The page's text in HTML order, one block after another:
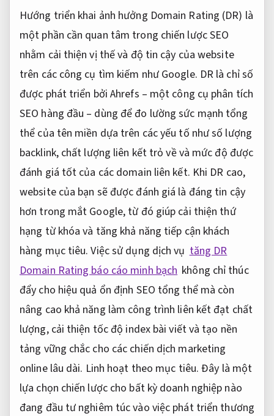
Hướng triển khai ảnh hưởng Domain Rating (DR) là
một phần cần quan tâm trong chiến lược SEO
nhằm cải thiện vị thế và độ tin cậy của website
trên các công cụ tìm kiếm như Google. DR là chỉ số
được phát triển bởi Ahrefs – một công cụ phân tích
SEO hàng đầu – dùng để đo lường sức mạnh tổng
thể của tên miền dựa trên các yếu tố như số lượng
backlink, chất lượng liên kết trỏ về và mức độ được
đánh giá tốt của các domain liên kết. Khi DR cao,
website của bạn sẽ được đánh giá là đáng tin cậy
hơn trong mắt Google, từ đó giúp cải thiện thứ
hạng từ khóa và tăng khả năng tiếp cận khách
hàng mục tiêu. Việc sử dụng dịch vụ tăng DR
Domain Rating báo cáo minh bạch không chỉ thúc
đẩy cho hiệu quả ổn định SEO tổng thể mà còn
nâng cao khả năng làm công trình liên kết đạt chất
lượng, cải thiện tốc độ index bài viết và tạo nền
tảng vững chắc cho các chiến dịch marketing
online lâu dài. Linh hoạt theo mục tiêu. Đây là một
lựa chọn chiến lược cho bất kỳ doanh nghiệp nào
đang đầu tư nghiêm túc vào việc phát triển thương